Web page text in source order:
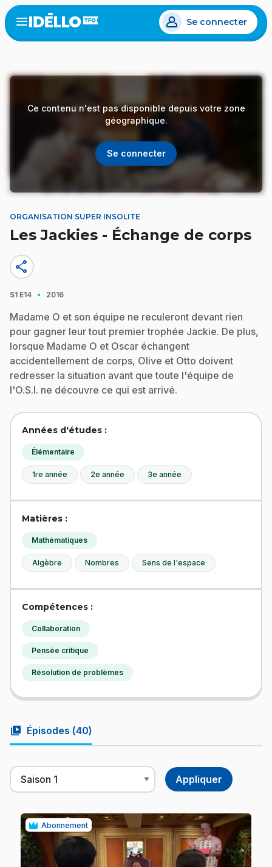
Aller
au
contenu
Open
menu
Se connecter
Ce contenu n'est pas disponible depuis votre zone
géographique.
Se connecter
ORGANISATION SUPER INSOLITE
Les Jackies - Échange de corps
share
S1 E14 · 2016
Madame O et son équipe ne reculeront devant rien
pour gagner leur tout premier trophée Jackie. De plus,
lorsque Madame O et Oscar échangent
accidentellement de corps, Olive et Otto doivent
redresser la situation avant que toute l'équipe de
l'O.S.I. ne découvre ce qui est arrivé.
Années d'études :
Élémentaire
1re année 2e année 3e année
Matières :
Mathématiques
Algèbre Nombres Sens de l'espace
Compétences :
Collaboration
Pensée critique
Résolution de problèmes
video_library Épisodes (40)
Abonnement